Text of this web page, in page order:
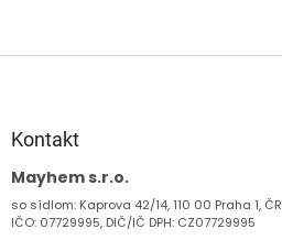
Kontakt
Mayhem s.r.o.
so sídlom: Kaprova 42/14, 110 00 Praha 1, ČR
IČO: 07729995, DIČ/IČ DPH: CZ07729995